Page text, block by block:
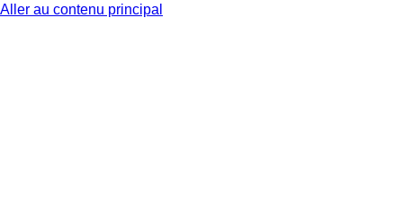
Aller au contenu principal